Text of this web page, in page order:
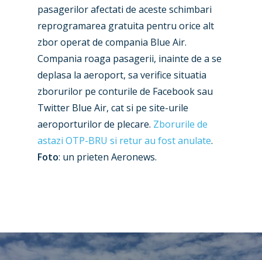
pasagerilor afectati de aceste schimbari
reprogramarea gratuita pentru orice alt
zbor operat de compania Blue Air.
Compania roaga pasagerii, inainte de a se
deplasa la aeroport, sa verifice situatia
zborurilor pe conturile de Facebook sau
Twitter Blue Air, cat si pe site-urile
aeroporturilor de plecare. Zborurile de
astazi OTP-BRU si retur au fost anulate.
Foto: un prieten Aeronews.
Industry
Airshows
Dubai 2025
Farnborough 2024
Paris 2023
Business Jets
Military
Trip Reports
Marketplace
Jobs